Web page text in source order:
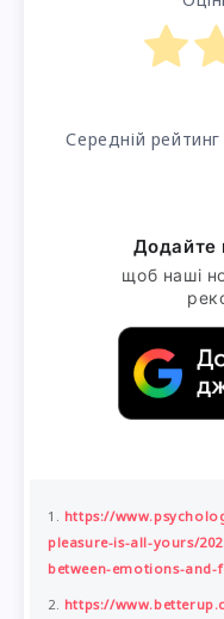
Середній рейтинг
Додайте
щоб наші
https://
pleasure-is-all-yours/
between-emotions-and-
https://